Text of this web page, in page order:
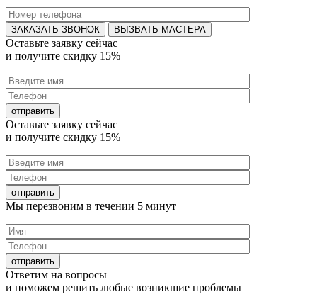
ВЫЗВАТЬ МАСТЕРА
Оставьте заявку сейчас
и получите скидку 15%
Оставьте заявку сейчас
и получите скидку 15%
Мы перезвоним в течении 5 минут
Ответим на вопросы
и поможем решить любые возникшие проблемы